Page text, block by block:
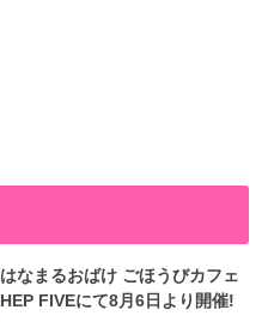
はなまるおばけ ごほうびカフェ
HEP FIVEにて8月6日より開催!